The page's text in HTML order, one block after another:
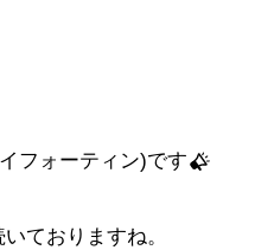
フォーティン)です
ておりますね。